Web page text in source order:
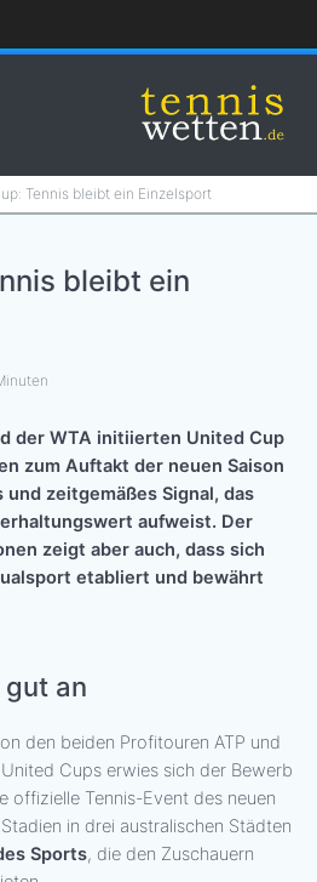
Tennis bleibt ein Einzelsport
bleibt ein
der WTA initiierten United Cup
zum Auftakt der neuen Saison
zeitgemäßes Signal, das
aufweist. Der
zeigt aber auch, dass sich
etabliert und bewährt
gut an
den beiden Profitouren ATP und
Cups erwies sich der Bewerb
offizielle Tennis-Event des neuen
in drei australischen Städten
Sports, die den Zuschauern